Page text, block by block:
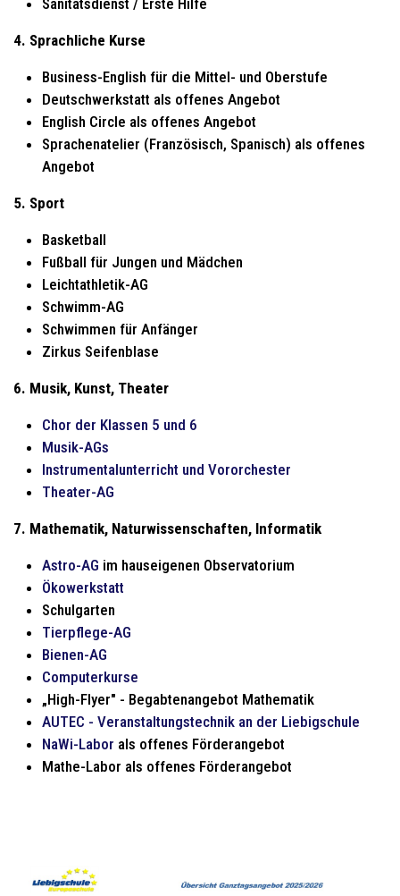
4. Sprachliche Kurse
Business-English für die Mittel- und Oberstufe
Deutschwerkstatt als offenes Angebot
English Circle als offenes Angebot
Sprachenatelier (Französisch, Spanisch) als offenes
Angebot
5. Sport
Basketball
Fußball für Jungen und Mädchen
Leichtathletik-AG
Schwimm-AG
Schwimmen für Anfänger
Zirkus Seifenblase
6. Musik, Kunst, Theater
Chor der Klassen 5 und 6
Musik-AGs
Instrumentalunterricht und Vororchester
Theater-AG
7. Mathematik, Naturwissenschaften, Informatik
Astro-AG im hauseigenen Observatorium
Ökowerkstatt
Schulgarten
Tierpflege-AG
Bienen-AG
Computerkurse
„High-Flyer" - Begabtenangebot Mathematik
AUTEC - Veranstaltungstechnik an der Liebigschule
NaWi-Labor als offenes Förderangebot
Mathe-Labor als offenes Förderangebot